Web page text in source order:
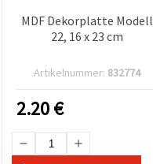
MDF Dekorplatte Modell
22, 16 x 23 cm
Artikelnummer: 832774
2.20€